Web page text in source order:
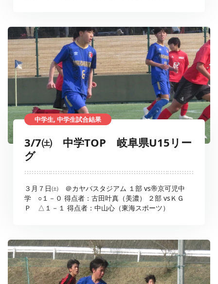
中学生, 中学生試合結果
3/7㈯ 中学TOP 岐阜県U15リー
グ
３月７日㈯ ＠カヤバスタジアム １部 vs帝京可児中
学 ○１－０ 得点者：古田叶真（美濃） ２部 vsＫＧ
Ｐ △１－１ 得点者：中山心（東海スポーツ）